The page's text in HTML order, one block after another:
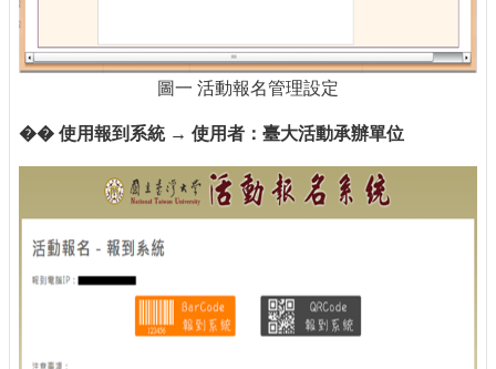
報
導
論
專
欄
圖一 活動報名管理設定
�� 使用報到系統 → 使用者：臺大活動承辦單位